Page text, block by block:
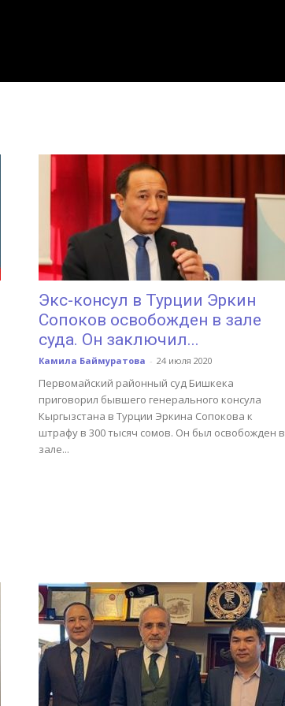
Экс-консул в Турции Эркин
Сопоков освобожден в зале
суда. Он заключил...
Камила Баймуратова - 24 июля 2020
Первомайский районный суд Бишкека
приговорил бывшего генерального консула
Кыргызстана в Турции Эркина Сопокова к
штрафу в 300 тысяч сомов. Он был освобожден в
зале...